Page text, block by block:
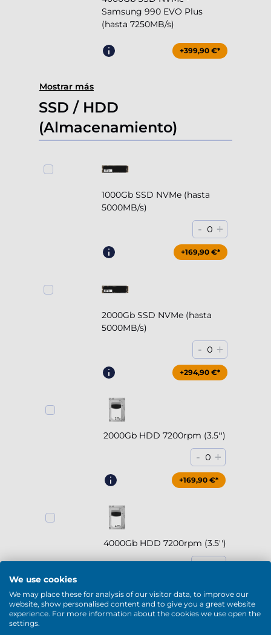
Samsung 990 EVO Plus
(hasta 7250MB/s)
+399,90 €*
Mostrar más
SSD / HDD
(Almacenamiento)
1000Gb SSD NVMe (hasta
5000MB/s)
- 0 +
+169,90 €*
2000Gb SSD NVMe (hasta
5000MB/s)
- 0 +
+294,90 €*
2000Gb HDD 7200rpm (3.5'')
- 0 +
+169,90 €*
4000Gb HDD 7200rpm (3.5'')
- 0 +
We use cookies
We may place these for analysis of our visitor data, to improve our
website, show personalised content and to give you a great website
experience. For more information about the cookies we use open the
settings.